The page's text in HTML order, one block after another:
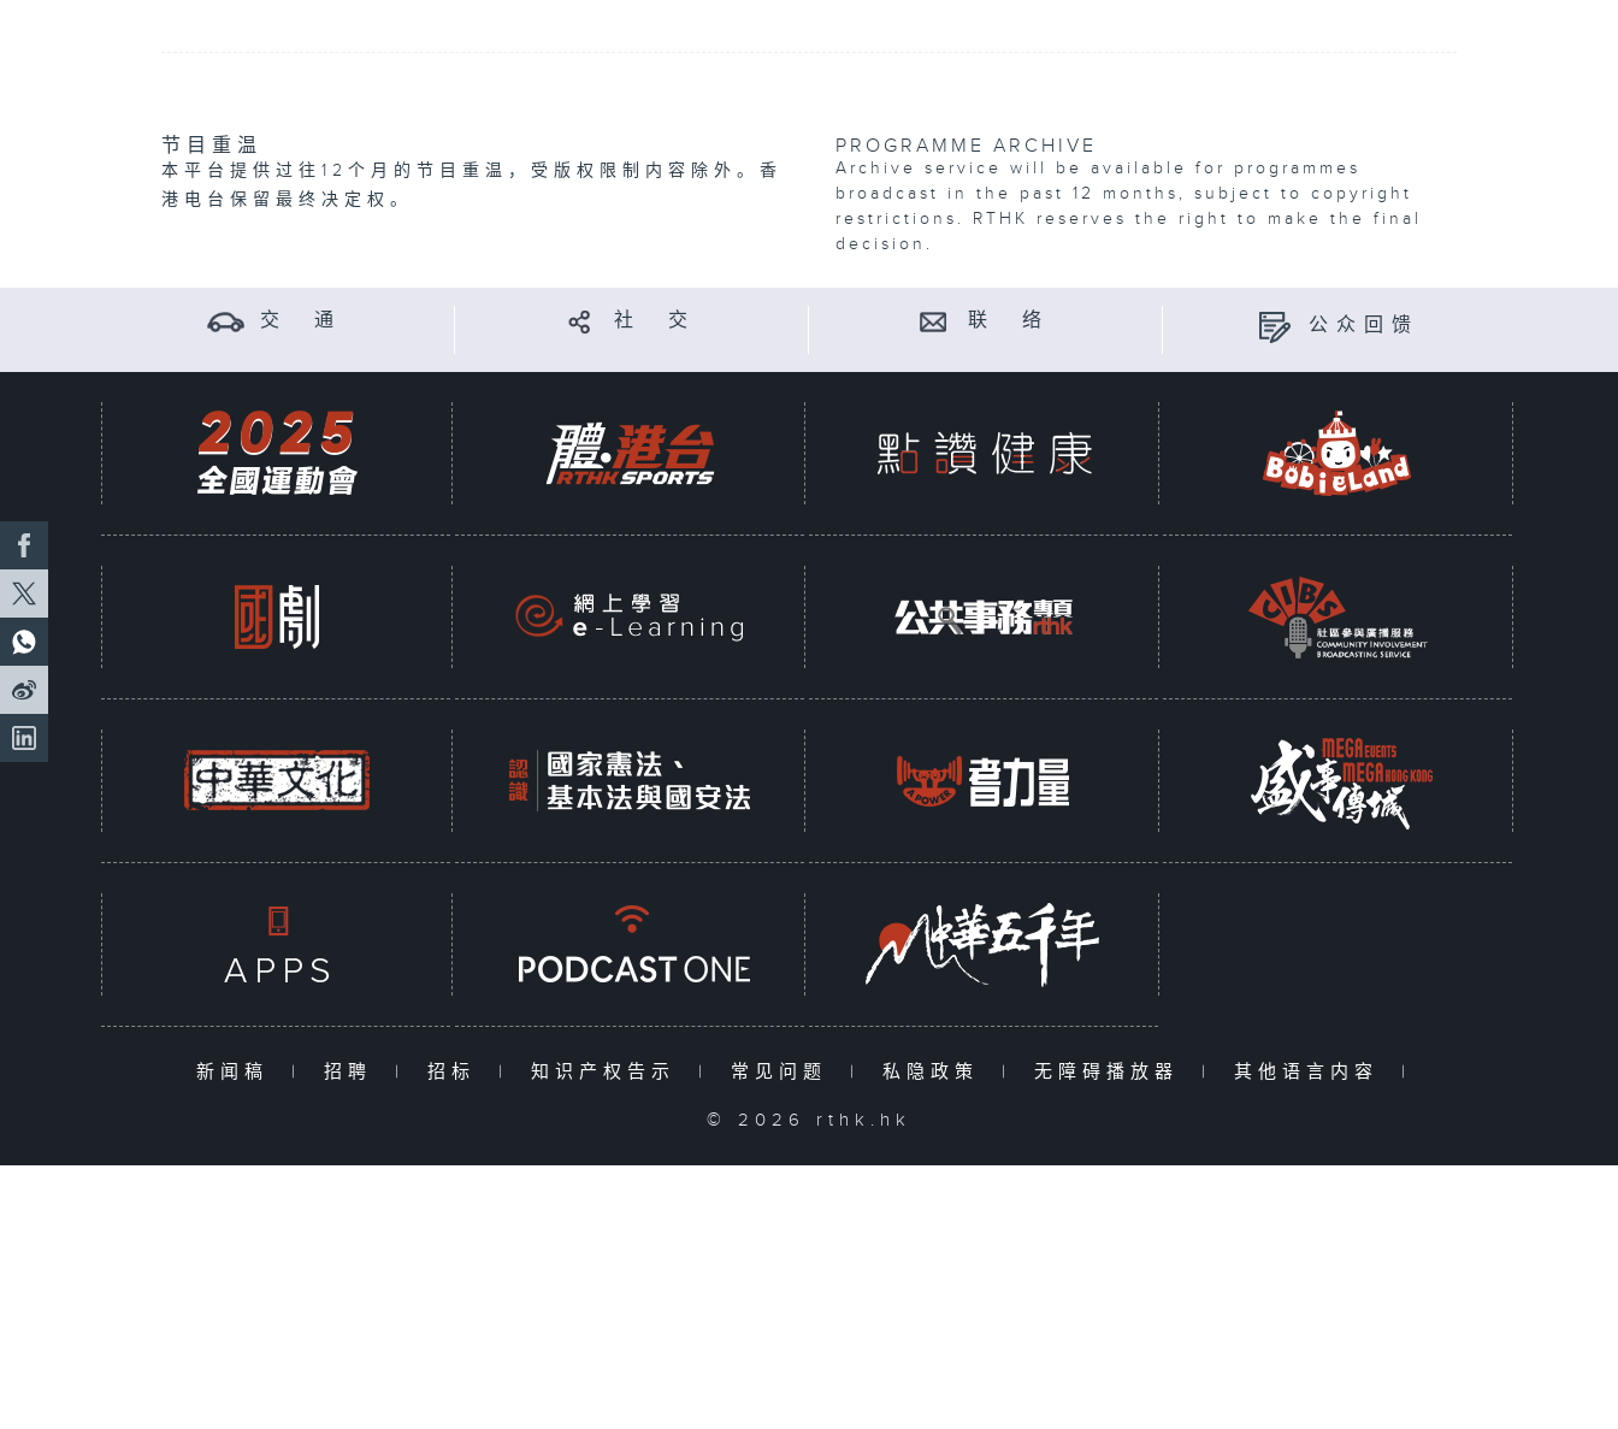
节目重温
本平台提供过往12个月的节目重温，受版权限制内容除外。香
港电台保留最终决定权。
PROGRAMME ARCHIVE
Archive service will be available for programmes
broadcast in the past 12 months, subject to copyright
restrictions. RTHK reserves the right to make the final
decision.
交 通 社 交 联 络 公众回馈
新闻稿 | 招聘 | 招标 | 知识产权告示 | 常见问题 | 私隐政策 | 无障碍播放器 | 其他语言内容 |
© 2026 rthk.hk